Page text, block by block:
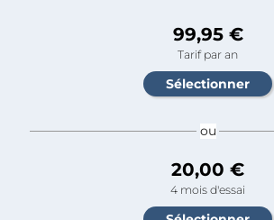
99,95 €
Tarif par an
ou
20,00 €
4 mois d'essai